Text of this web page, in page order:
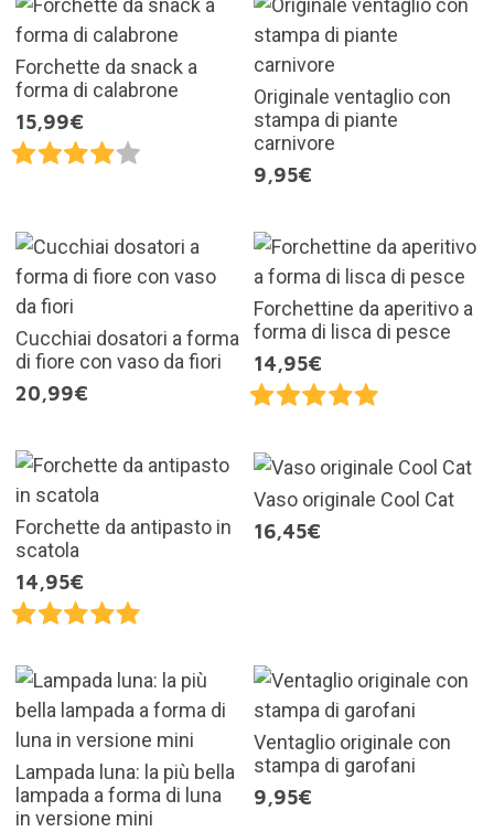
Forchette da snack a
forma di calabrone
15,99€
Originale ventaglio con
stampa di piante
carnivore
9,95€
Cucchiai dosatori a forma
di fiore con vaso da fiori
20,99€
Forchettine da aperitivo a
forma di lisca di pesce
14,95€
Forchette da antipasto in
scatola
14,95€
Vaso originale Cool Cat
16,45€
Lampada luna: la più bella
lampada a forma di luna
in versione mini
Ventaglio originale con
stampa di garofani
9,95€